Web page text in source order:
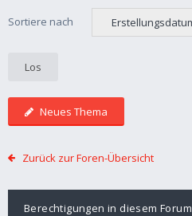
Sortiere nach
Neues Thema
Zurück zur Foren-Übersicht
Berechtigungen in diesem Forum